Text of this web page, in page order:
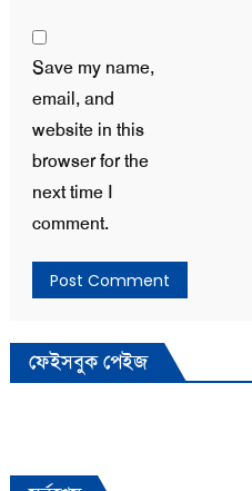
Save my name,
email, and
website in this
browser for the
next time I
comment.
ফেইসবুক পেইজ